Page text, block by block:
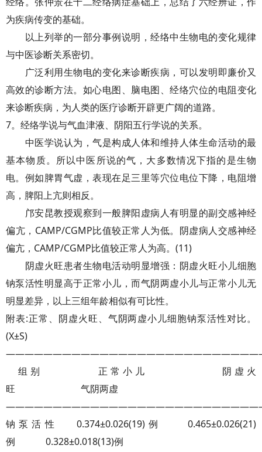
为疾病传变的基础。
以上列举的一部分事例说明，经络中生物电的变化规律
与中医诊断关系密切。
广泛利用生物电的变化来诊断疾病，可以发明即廉价又
高效的诊断方法。如心电图、脑电图、经络穴位的电阻变化
来诊断疾病，为人类的医疗诊断开辟更广阔的道路。
7。经络学说与气血津液、阴阳五行学说的关系。
中医学说认为，气是构成人体和维持人体生命活动的最
基本物质。所以中医所说的气，大多数情况下指的是生物
电。例如脾胃气虚，表现在足三里等穴位电位下降，电阻增
高，脾阳上亢则相反。
邝安昆教授观察到一般脾阳虚病人有明显的副交感神经
偏亢，CAMP/CGMP比值较正常人为低。阴虚病人交感神经
偏亢，CAMP/CGMP比值较正常人为高。(11)
阴虚火旺患者生物电活动明显增强：阴虚火旺小儿细胞
钠泵活性明显高于正常小儿，而气阴两虚小儿与正常小儿无
明显差异，以上三组年龄相似有可比性。
附表:正常、阴虚火旺、气阴两虚小儿细胞钠泵活性对比。
(X±S)
组别 正常小儿 阴虚火
旺 气阴两虚
钠泵活性 0.374±0.026(19)例 0.465±0.026(21)
例 0.328±0.018(13)例